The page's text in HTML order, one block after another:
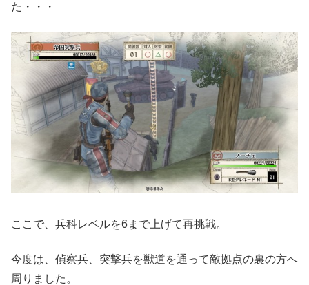
た・・・
ここで、兵科レベルを6まで上げて再挑戦。
今度は、偵察兵、突撃兵を獣道を通って敵拠点の裏の方へ
周りました。